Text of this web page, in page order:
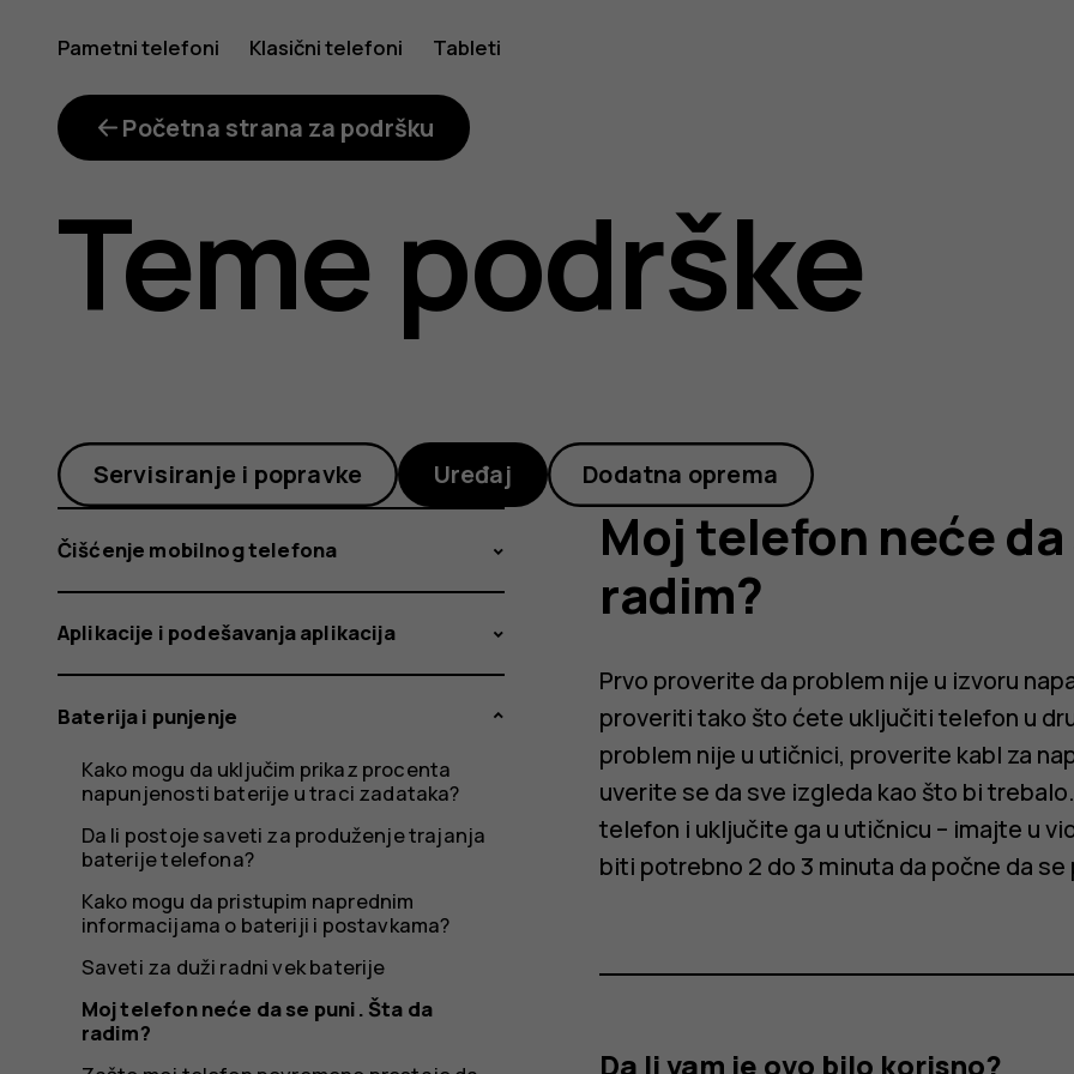
Moj
telefon
neće
da
se
puni.
Šta
da
Pametni telefoni Klasični telefoni Tableti
Početna strana za podršku
Teme podrške
Servisiranje i popravke Uređaj Dodatna oprema
Čišćenje mobilnog telefona
Aplikacije i podešavanja aplikacija
Baterija i punjenje
Kako mogu da uključim prikaz procenta
napunjenosti baterije u traci zadataka?
Da li postoje saveti za produženje trajanja
baterije telefona?
Kako mogu da pristupim naprednim
informacijama o bateriji i postavkama?
Saveti za duži radni vek baterije
Moj telefon neće da se puni. Šta da
radim?
Moj telefon neće
radim?
Prvo proverite da problem nije u izvoru
proveriti tako što ćete uključiti telefon u
problem nije u utičnici, proverite kabl za
uverite se da sve izgleda kao što bi
telefon i uključite ga u utičnicu – imajte u
biti potrebno 2 do 3 minuta da počne da se
Da li vam je ovo bilo korisno?